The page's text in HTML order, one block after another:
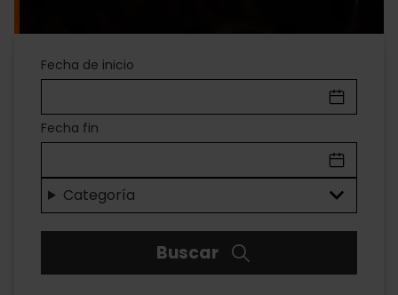
Agenda
bureau
Fecha de inicio
Fecha fin
Categoría
Buscar